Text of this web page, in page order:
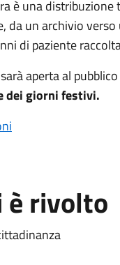
è una
da un archivio
di paziente
aperta al
dei giorni festivi.
è rivolto